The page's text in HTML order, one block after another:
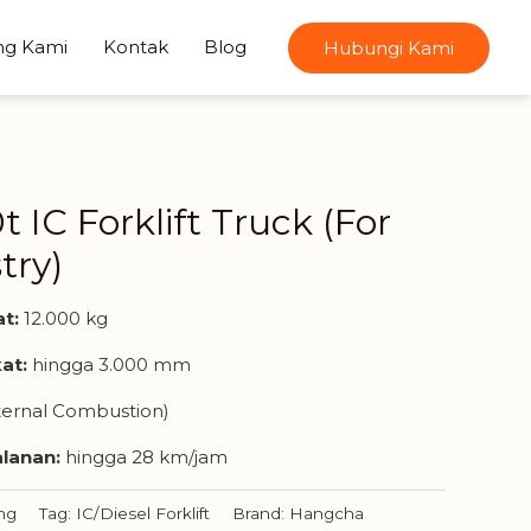
Kami Kontak Blog Hubungi Kami
IC Forklift Truck (For
12.000 kg
hingga 3.000 mm
Combustion)
hingga 28 km/jam
Tag: IC/Diesel Forklift Brand: Hangcha